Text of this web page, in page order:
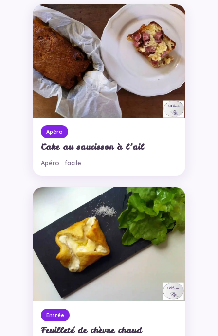
Apéro
Cake au saucisson à l’ail
Apéro · facile
Entrée
Feuilleté de chèvre chaud